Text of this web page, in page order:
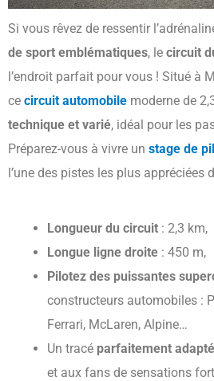
Si vous rêvez de ressentir
de sport emblématiques, le circuit
l’endroit parfait pour vous ! Situé à
ce circuit automobile moderne de
technique et varié, idéal pour les
Préparez-vous à vivre un stage de
l’une des pistes les plus appréciées
Longueur du circuit : 2,3 km,
Longue ligne droite : 450 m,
Pilotez des puissantes
constructeurs automobiles :
Ferrari, McLaren, Alpine…
Un tracé parfaitement
et aux fans de sensations